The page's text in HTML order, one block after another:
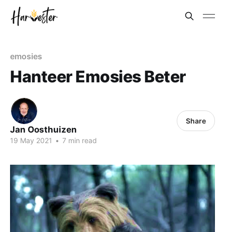
emosies
Hanteer Emosies Beter
Jan Oosthuizen
19 May 2021 • 7 min read
Share